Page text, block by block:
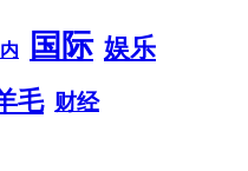
国际 娱乐
毛 财经